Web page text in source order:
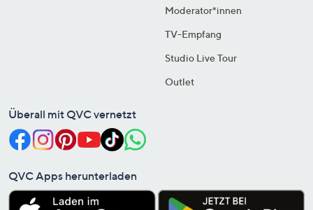
Moderator*innen
TV-Empfang
Studio Live Tour
Outlet
Überall mit QVC vernetzt
QVC Apps herunterladen